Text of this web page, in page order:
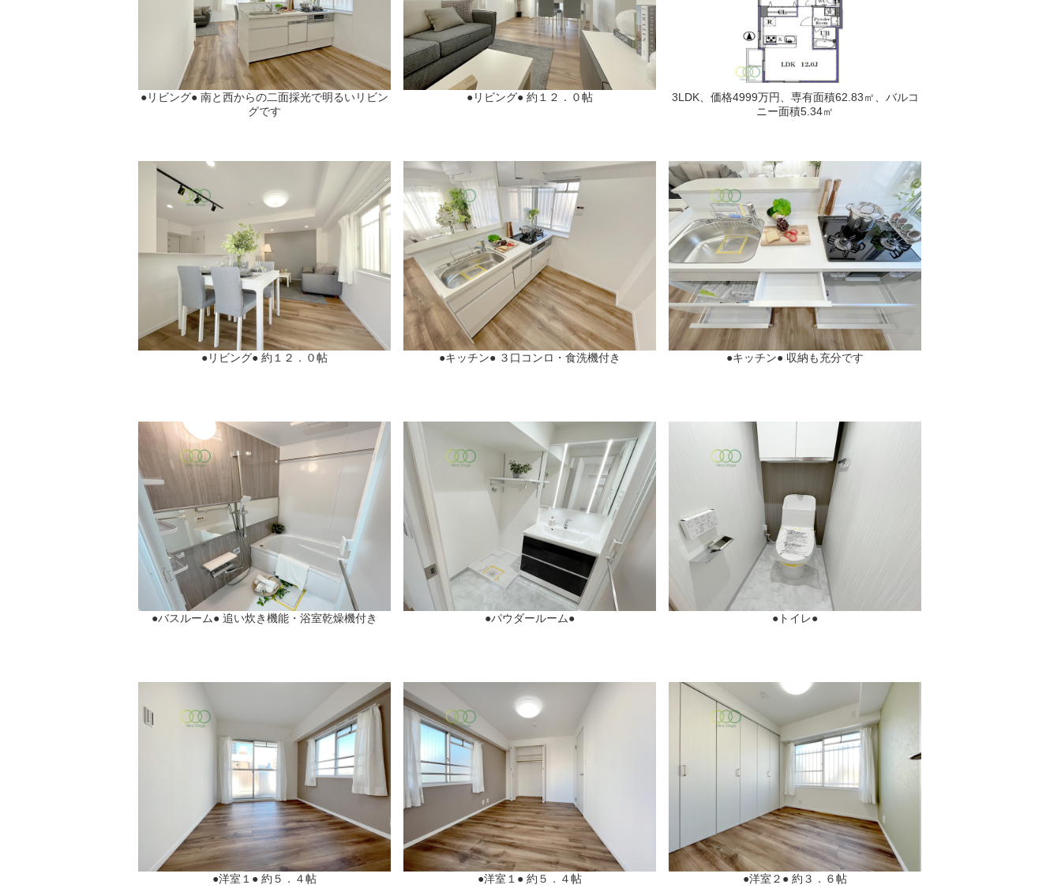
●リビング● 南と西からの二面採光で明るいリビン
グです
●リビング● 約１２．０帖
3LDK、価格4999万円、専有面積62.83㎡、バルコ
ニー面積5.34㎡
●リビング● 約１２．０帖 ●キッチン● ３口コンロ・食洗機付き ●キッチン● 収納も充分です
●バスルーム● 追い炊き機能・浴室乾燥機付き ●パウダールーム● ●トイレ●
●洋室１● 約５．４帖 ●洋室１● 約５．４帖 ●洋室２● 約３．６帖